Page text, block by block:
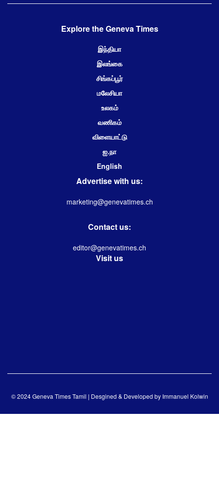
Explore the Geneva Times
இந்தியா
இலங்கை
சிங்கப்பூர்
மலேசியா
உலகம்
வணிகம்
விளையாட்டு
ஐ.நா
English
Advertise with us:
marketing@genevatimes.ch
Contact us:
editor@genevatimes.ch
Visit us
© 2024 Geneva Times Tamil | Desgined & Developed by Immanuel Kolwin